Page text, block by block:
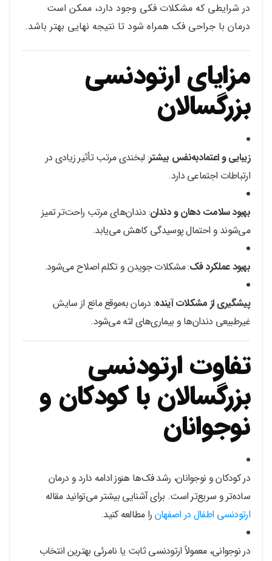
در شرایطی که مشکلات فکی وجود دارد، ممکن است
درمان با جراحی فک همراه شود تا نتیجه نهایی بهتر باشد.
مزایای ارتودنسی
بزرگسالان
زیبایی و اعتمادبه‌نفس بیشتر: لبخندی مرتب تأثیر زیادی در
ارتباطات اجتماعی دارد.
بهبود سلامت دهان و دندان: دندان‌های مرتب راحت‌تر تمیز
می‌شوند و احتمال پوسیدگی کاهش می‌یابد.
بهبود عملکرد فک: مشکلات جویدن و تکلم اصلاح می‌شود.
پیشگیری از مشکلات آینده: درمان به‌موقع مانع از سایش
غیرطبیعی دندان‌ها و بیماری‌های لثه می‌شود.
تفاوت ارتودنسی
بزرگسالان با کودکان و
نوجوانان
در کودکان و نوجوانان، رشد فک‌ها هنوز ادامه دارد و درمان
ساده‌تر و سریع‌تر است. برای آشنایی بیشتر می‌توانید مقاله
ارتودنسی اطفال در اصفهان را مطالعه کنید.
در نوجوانی، معمولاً ارتودنسی ثابت یا نامرئی بهترین انتخاب